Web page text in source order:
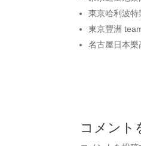
東京哈利波特
東京豐洲
名古屋日本樂
コメント